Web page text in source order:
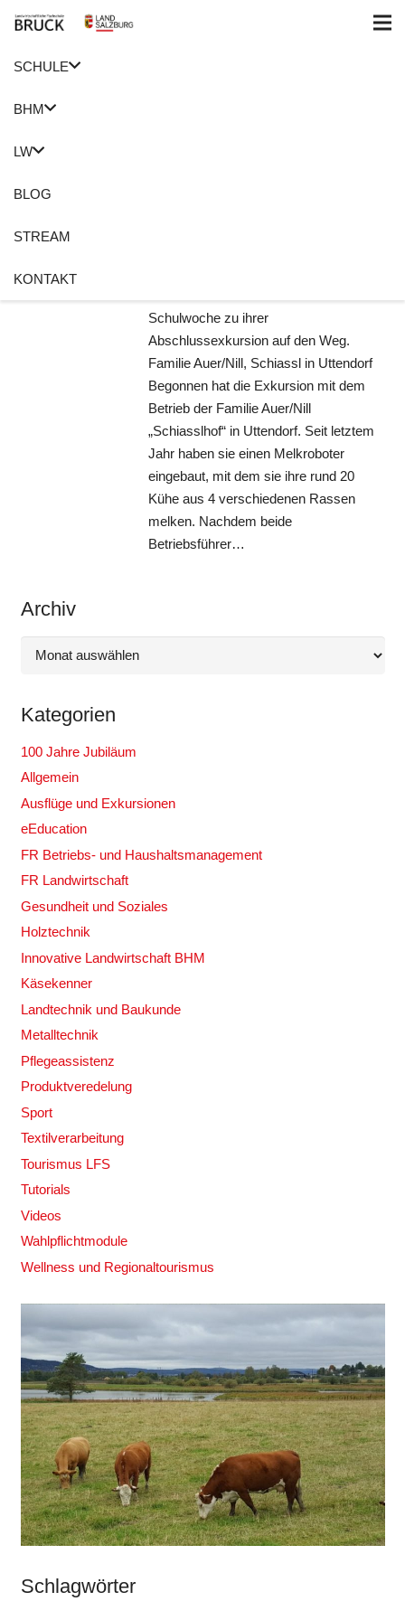
SCHULE
BHM
LW
BLOG
STREAM
KONTAKT
Schulwoche zu ihrer
Abschlussexkursion auf den Weg.
Familie Auer/Nill, Schiassl in Uttendorf
Begonnen hat die Exkursion mit dem
Betrieb der Familie Auer/Nill
„Schiasslhof“ in Uttendorf. Seit letztem
Jahr haben sie einen Melkroboter
eingebaut, mit dem sie ihre rund 20
Kühe aus 4 verschiedenen Rassen
melken. Nachdem beide
Betriebsführer…
Archiv
Archiv
Kategorien
100 Jahre Jubiläum
Allgemein
Ausflüge und Exkursionen
eEducation
FR Betriebs- und Haushaltsmanagement
FR Landwirtschaft
Gesundheit und Soziales
Holztechnik
Innovative Landwirtschaft BHM
Käsekenner
Landtechnik und Baukunde
Metalltechnik
Pflegeassistenz
Produktveredelung
Sport
Textilverarbeitung
Tourismus LFS
Tutorials
Videos
Wahlpflichtmodule
Wellness und Regionaltourismus
Schlagwörter